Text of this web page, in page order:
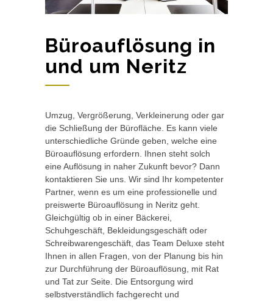
Büroauflösung in
und um Neritz
Umzug, Vergrößerung, Verkleinerung oder gar
die Schließung der Bürofläche. Es kann viele
unterschiedliche Gründe geben, welche eine
Büroauflösung erfordern. Ihnen steht solch
eine Auflösung in naher Zukunft bevor? Dann
kontaktieren Sie uns. Wir sind Ihr kompetenter
Partner, wenn es um eine professionelle und
preiswerte Büroauflösung in Neritz geht.
Gleichgültig ob in einer Bäckerei,
Schuhgeschäft, Bekleidungsgeschäft oder
Schreibwarengeschäft, das Team Deluxe steht
Ihnen in allen Fragen, von der Planung bis hin
zur Durchführung der Büroauflösung, mit Rat
und Tat zur Seite. Die Entsorgung wird
selbstverständlich fachgerecht und